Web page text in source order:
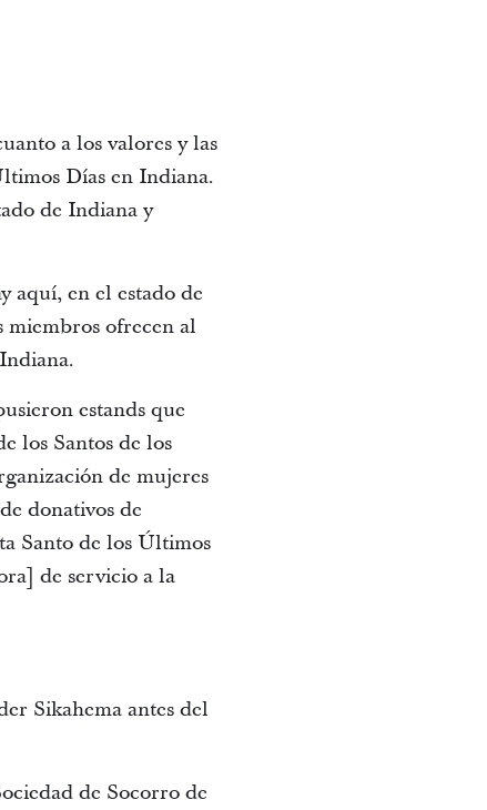
a los valores y las
Días en Indiana.
de Indiana y
aquí, en el estado de
miembros ofrecen al
estands que
los Santos de los
de mujeres
donativos de
Santo de los Últimos
de servicio a la
Sikahema antes del
de Socorro de